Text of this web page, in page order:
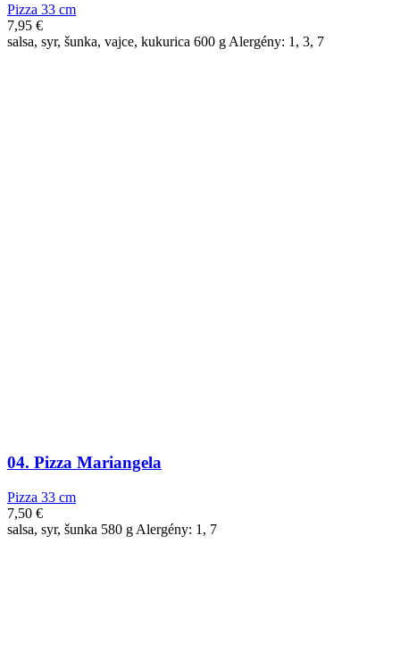
Pizza 33 cm
7,95 €
salsa, syr, šunka, vajce, kukurica 600 g Alergény: 1, 3, 7
04. Pizza Mariangela
Pizza 33 cm
7,50 €
salsa, syr, šunka 580 g Alergény: 1, 7